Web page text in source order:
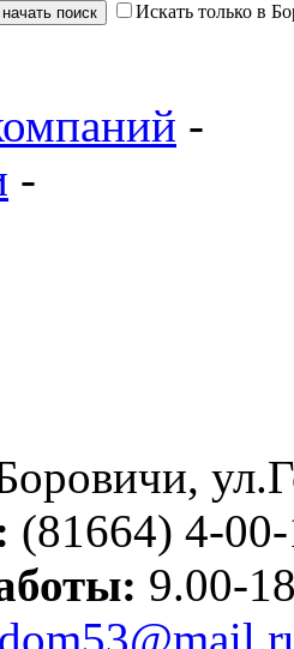
Искать только в
-
-
,
(81664) 4-
9.00-